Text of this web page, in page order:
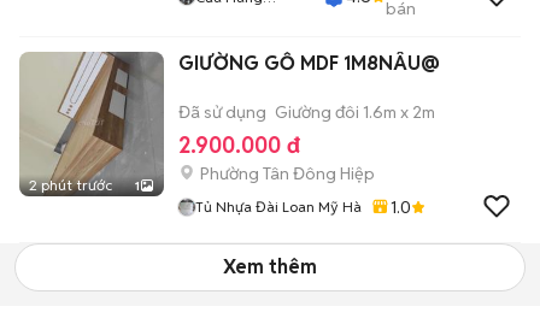
bán
2 phút trước 1
GIƯỜNG GỖ MDF 1M8NÂU@
Đã sử dụng Giường đôi 1.6m x 2m
2.900.000 đ
Phường Tân Đông Hiệp
Tủ Nhựa Đài Loan Mỹ Hà 1.0
Xem thêm